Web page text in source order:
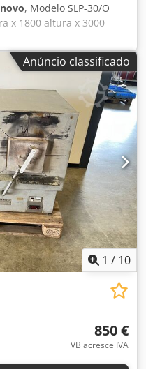
novo, Modelo SLP-30/O
x 1800 altura x 3000
largura x 2410 altura
de energia elétrica
Frequência 50-60Hz
homogeneidade <
de temperatura < ± 3,0 ° C
de transporte (ferroviário
aquecedores trocáveis
Radial montado no
fluxo de ar através de
Desempenho de
motor 1, 5kW
meses
Anúncio classificado
1 / 10
850 €
VB acresce IVA